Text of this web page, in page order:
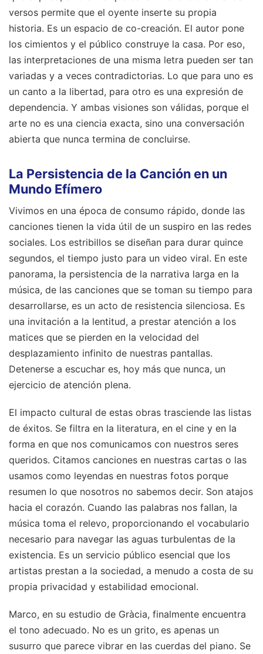
versos permite que el oyente inserte su propia
historia. Es un espacio de co-creación. El autor pone
los cimientos y el público construye la casa. Por eso,
las interpretaciones de una misma letra pueden ser tan
variadas y a veces contradictorias. Lo que para uno es
un canto a la libertad, para otro es una expresión de
dependencia. Y ambas visiones son válidas, porque el
arte no es una ciencia exacta, sino una conversación
abierta que nunca termina de concluirse.
La Persistencia de la Canción en un
Mundo Efímero
Vivimos en una época de consumo rápido, donde las
canciones tienen la vida útil de un suspiro en las redes
sociales. Los estribillos se diseñan para durar quince
segundos, el tiempo justo para un video viral. En este
panorama, la persistencia de la narrativa larga en la
música, de las canciones que se toman su tiempo para
desarrollarse, es un acto de resistencia silenciosa. Es
una invitación a la lentitud, a prestar atención a los
matices que se pierden en la velocidad del
desplazamiento infinito de nuestras pantallas.
Detenerse a escuchar es, hoy más que nunca, un
ejercicio de atención plena.
El impacto cultural de estas obras trasciende las listas
de éxitos. Se filtra en la literatura, en el cine y en la
forma en que nos comunicamos con nuestros seres
queridos. Citamos canciones en nuestras cartas o las
usamos como leyendas en nuestras fotos porque
resumen lo que nosotros no sabemos decir. Son atajos
hacia el corazón. Cuando las palabras nos fallan, la
música toma el relevo, proporcionando el vocabulario
necesario para navegar las aguas turbulentas de la
existencia. Es un servicio público esencial que los
artistas prestan a la sociedad, a menudo a costa de su
propia privacidad y estabilidad emocional.
Marco, en su estudio de Gràcia, finalmente encuentra
el tono adecuado. No es un grito, es apenas un
susurro que parece vibrar en las cuerdas del piano. Se